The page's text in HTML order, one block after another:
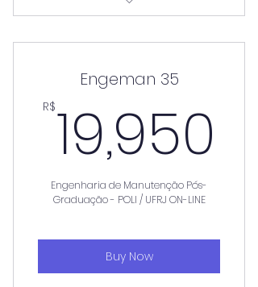
Engeman 35
R$19,950
Engenharia de Manutenção Pós-
Graduação - POLI / UFRJ ON-LINE
Buy Now